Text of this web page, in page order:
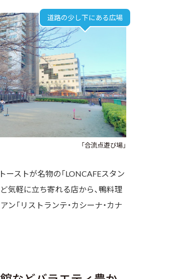
「合流点遊び場」
道路の少し下にある広場
ーストが名物の「LONCAFEスタン
ど気軽に立ち寄れる店から、鴨料理
「リストランテ・カシーナ・カナ